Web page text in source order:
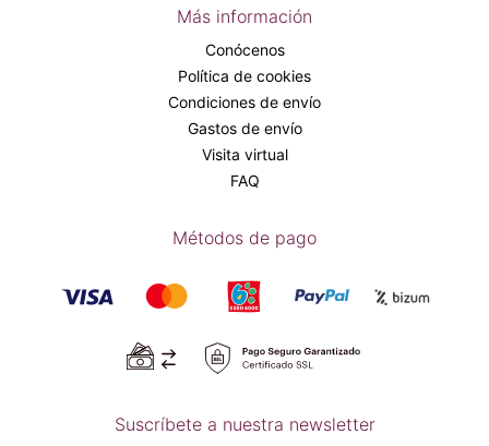
Más información
Conócenos
Política de cookies
Condiciones de envío
Gastos de envío
Visita virtual
FAQ
Métodos de pago
Suscríbete a nuestra newsletter